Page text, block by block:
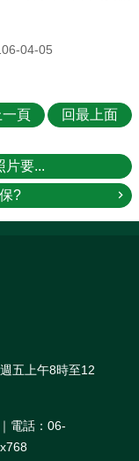
04-05
一頁 回最上面
片要...
?
五上午8時至12
電話：06-